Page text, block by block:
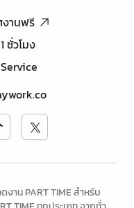
งานฟรี
ชั่วโมง
าน PART TIME สำหรับ